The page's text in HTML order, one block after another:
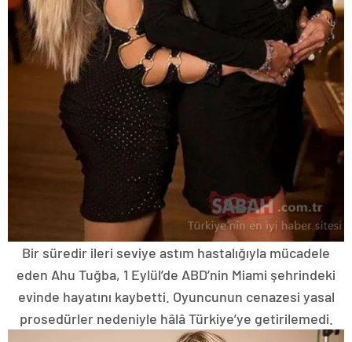
Bir süredir ileri seviye astım hastalığıyla mücadele
eden Ahu Tuğba, 1 Eylül’de ABD’nin Miami şehrindeki
evinde hayatını kaybetti. Oyuncunun cenazesi yasal
prosedürler nedeniyle hâlâ Türkiye’ye getirilemedi.